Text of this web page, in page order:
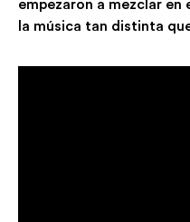
empezaron a mezclar
la música tan distinta